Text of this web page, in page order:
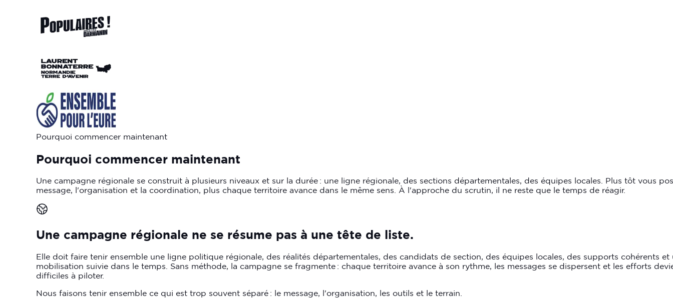
Pourquoi commencer maintenant
Pourquoi commencer maintenant
Une campagne régionale se construit à plusieurs niveaux et sur la durée : une ligne régionale, des sections départementales, des équipes locales. Plus tôt vous
message, l'organisation et la coordination, plus chaque territoire avance dans le même sens. À l'approche du scrutin, il ne reste que le temps de réagir.
Une campagne régionale ne se résume pas à une tête de liste.
Elle doit faire tenir ensemble une ligne politique régionale, des réalités départementales, des candidats de section, des équipes locales, des supports cohérents et
mobilisation suivie dans le temps. Sans méthode, la campagne se fragmente : chaque territoire avance à son rythme, les messages se dispersent et les efforts
difficiles à piloter.
Nous faisons tenir ensemble ce qui est trop souvent séparé : le message, l'organisation, les outils et le terrain.